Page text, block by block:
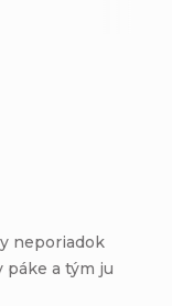
neporiadok
páke a tým ju